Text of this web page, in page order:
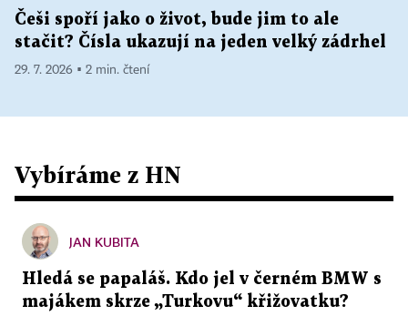
Češi spoří jako o život, bude jim to ale
stačit? Čísla ukazují na jeden velký zádrhel
29. 7. 2026 ▪ 2 min. čtení
Vybíráme z HN
JAN KUBITA
Hledá se papaláš. Kdo jel v černém BMW s
majákem skrze „Turkovu“ křižovatku?